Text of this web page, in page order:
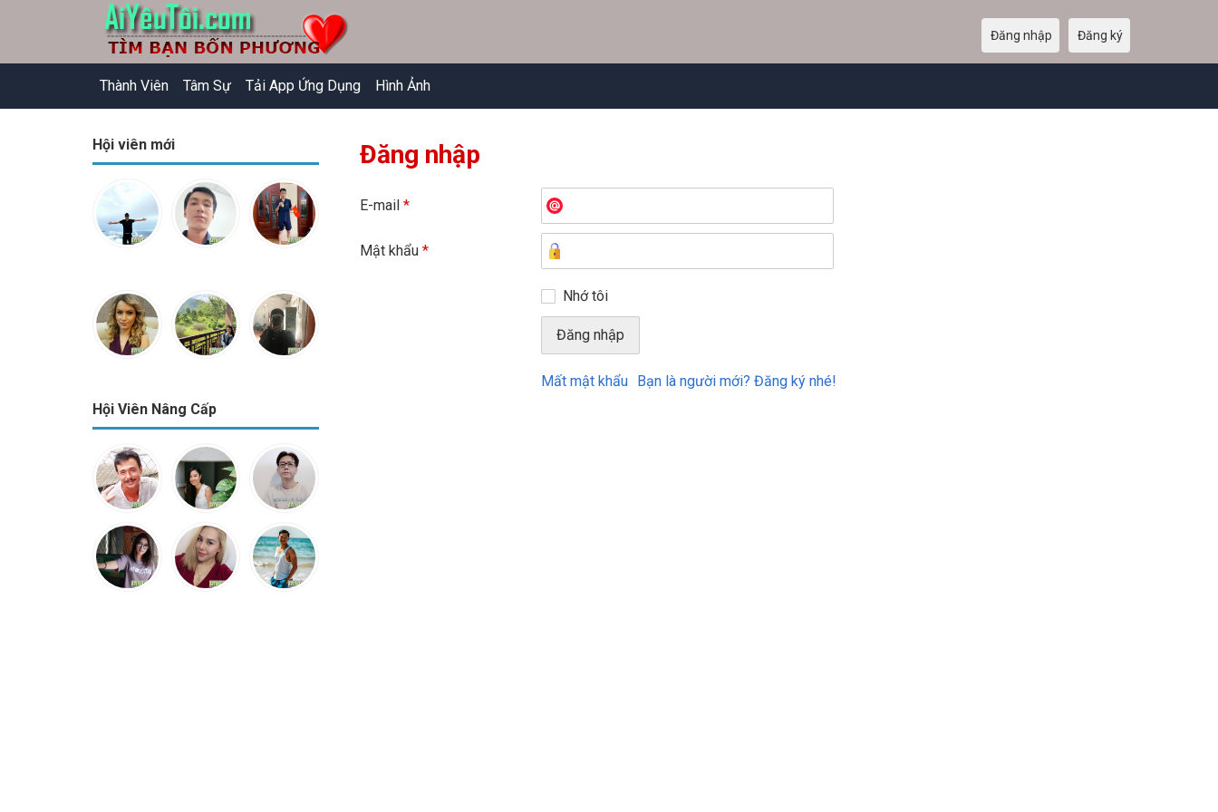
Thành Viên Tâm Sự Tải App Ứng Dụng Hình Ảnh
Đăng nhập Đăng ký
Hội viên mới
Hội Viên Nâng Cấp
Đăng nhập
E-mail *
Mật khẩu *
Nhớ tôi
Mất mật khẩu Bạn là người mới? Đăng ký nhé!